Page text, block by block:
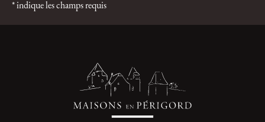
* indique les champs requis